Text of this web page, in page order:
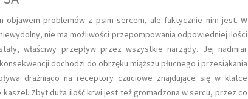
objawem problemów z psim sercem, ale faktycznie nim jest. W
nie ma możliwości przepompowania odpowiedniej ilości
właściwy przepływ przez wszystkie narządy. Jej nadmiar
dochodzi do obrzęku miąższu płucnego i przesiąkania
drażniąco na receptory czuciowe znajdujące się w klatce
Zbyt duża ilość krwi jest też gromadzona w sercu, przez co